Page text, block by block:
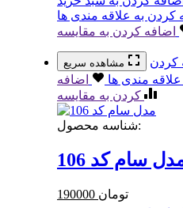
کردن به علاقه مندی ها
اضافه کردن به مقایسه
مشاهده سریع
کردن
علاقه مندی ها
اضافه
کردن به مقایسه
شناسه محصول:
سام کد 106
190000 تومان